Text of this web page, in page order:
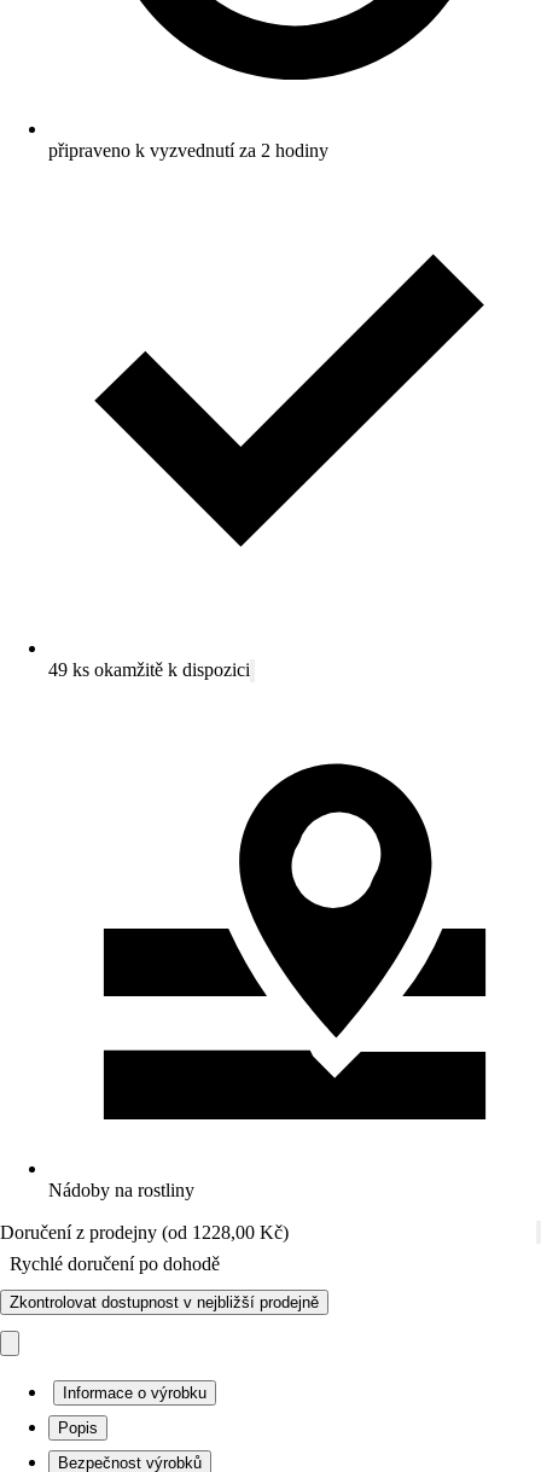
připraveno k vyzvednutí za 2 hodiny
49 ks okamžitě k dispozici
Nádoby na rostliny
Doručení z prodejny (od 1228,00 Kč)
Rychlé doručení po dohodě
Zkontrolovat dostupnost v nejbližší prodejně
Informace o výrobku
Popis
Bezpečnost výrobků